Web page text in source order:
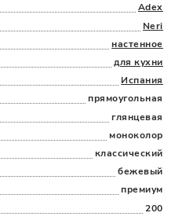
Adex
Neri
настенное
для кухни
Испания
прямоугольная
глянцевая
моноколор
классический
бежевый
премиум
200